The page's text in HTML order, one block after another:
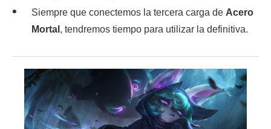
Siempre que conectemos la tercera carga de Acero
Mortal , tendremos tiempo para utilizar la definitiva.